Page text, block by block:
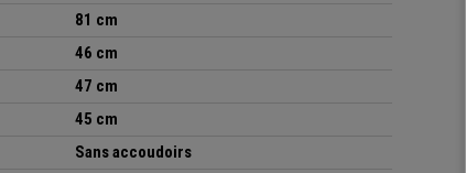
81 cm
46 cm
47 cm
45 cm
Sans accoudoirs